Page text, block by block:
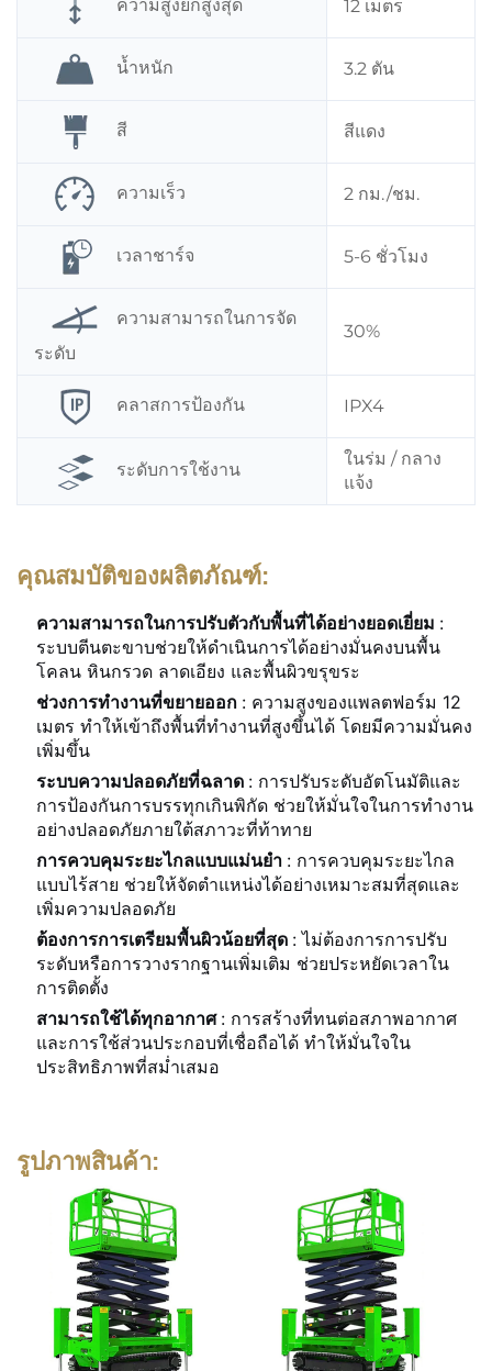
ความสูงยกสูงสุด 12 เมตร
น้ำหนัก 3.2 ตัน
สี สีแดง
ความเร็ว 2 กม./ชม.
เวลาชาร์จ 5-6 ชั่วโมง
ความสามารถในการจัด
ระดับ
30%
คลาสการป้องกัน IPX4
ระดับการใช้งาน
ในร่ม / กลาง
แจ้ง
คุณสมบัติของผลิตภัณฑ์:
ความสามารถในการปรับตัวกับพื้นที่ได้อย่างยอดเยี่ยม :
ระบบตีนตะขาบช่วยให้ดำเนินการได้อย่างมั่นคงบนพื้น
โคลน หินกรวด ลาดเอียง และพื้นผิวขรุขระ
ช่วงการทำงานที่ขยายออก : ความสูงของแพลตฟอร์ม 12
เมตร ทำให้เข้าถึงพื้นที่ทำงานที่สูงขึ้นได้ โดยมีความมั่นคง
เพิ่มขึ้น
ระบบความปลอดภัยที่ฉลาด : การปรับระดับอัตโนมัติและ
การป้องกันการบรรทุกเกินพิกัด ช่วยให้มั่นใจในการทำงาน
อย่างปลอดภัยภายใต้สภาวะที่ท้าทาย
การควบคุมระยะไกลแบบแม่นยำ : การควบคุมระยะไกล
แบบไร้สาย ช่วยให้จัดตำแหน่งได้อย่างเหมาะสมที่สุดและ
เพิ่มความปลอดภัย
ต้องการการเตรียมพื้นผิวน้อยที่สุด : ไม่ต้องการการปรับ
ระดับหรือการวางรากฐานเพิ่มเติม ช่วยประหยัดเวลาใน
การติดตั้ง
สามารถใช้ได้ทุกอากาศ : การสร้างที่ทนต่อสภาพอากาศ
และการใช้ส่วนประกอบที่เชื่อถือได้ ทำให้มั่นใจใน
ประสิทธิภาพที่สม่ำเสมอ
รูปภาพสินค้า: